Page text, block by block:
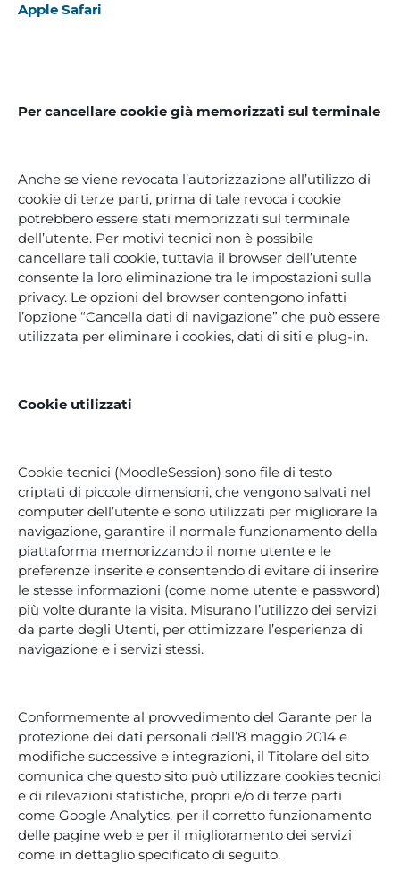
Apple Safari
Per cancellare cookie già memorizzati sul terminale
Anche se viene revocata l’autorizzazione all’utilizzo di
cookie di terze parti, prima di tale revoca i cookie
potrebbero essere stati memorizzati sul terminale
dell’utente. Per motivi tecnici non è possibile
cancellare tali cookie, tuttavia il browser dell’utente
consente la loro eliminazione tra le impostazioni sulla
privacy. Le opzioni del browser contengono infatti
l’opzione “Cancella dati di navigazione” che può essere
utilizzata per eliminare i cookies, dati di siti e plug-in.
Cookie utilizzati
Cookie tecnici (MoodleSession) sono file di testo
criptati di piccole dimensioni, che vengono salvati nel
computer dell’utente e sono utilizzati per migliorare la
navigazione, garantire il normale funzionamento della
piattaforma memorizzando il nome utente e le
preferenze inserite e consentendo di evitare di inserire
le stesse informazioni (come nome utente e password)
più volte durante la visita. Misurano l’utilizzo dei servizi
da parte degli Utenti, per ottimizzare l’esperienza di
navigazione e i servizi stessi.
Conformemente al provvedimento del Garante per la
protezione dei dati personali dell’8 maggio 2014 e
modifiche successive e integrazioni, il Titolare del sito
comunica che questo sito può utilizzare cookies tecnici
e di rilevazioni statistiche, propri e/o di terze parti
come Google Analytics, per il corretto funzionamento
delle pagine web e per il miglioramento dei servizi
come in dettaglio specificato di seguito.